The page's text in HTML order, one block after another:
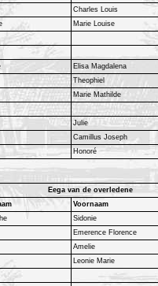
Charles Louis
Marie Louise
Elisa Magdalena
Theophiel
Marie Mathilde
Julie
Camillus Joseph
Honoré
Eega van de overledene
Voornaam
Sidonie
Emerence Florence
Amelie
Leonie Marie